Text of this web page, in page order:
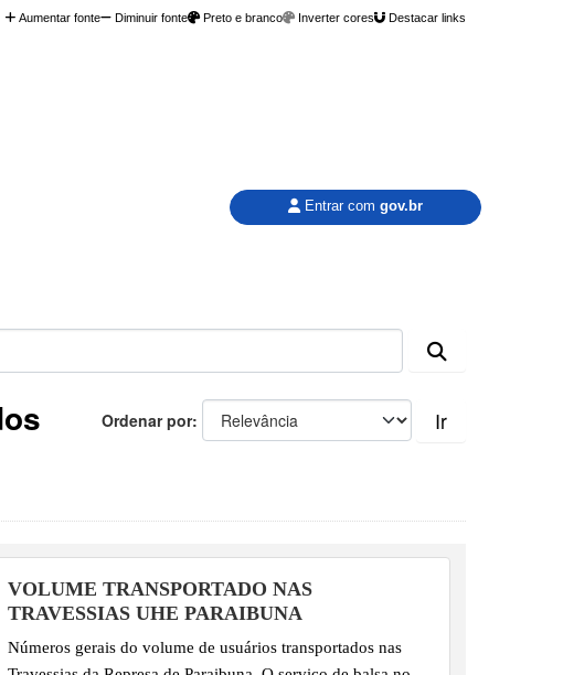
Aumentar fonte Diminuir fonte Preto e branco Inverter cores Destacar links
Entrar com gov.br
Ordenar por Ir
VOLUME TRANSPORTADO NAS
TRAVESSIAS UHE PARAIBUNA
Números gerais do volume de usuários transportados nas